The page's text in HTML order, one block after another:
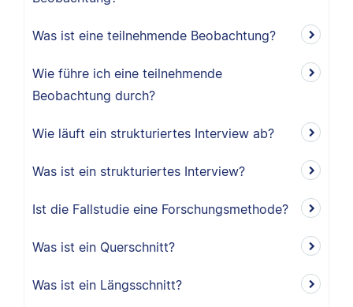
Was ist eine teilnehmende Beobachtung?
Wie führe ich eine teilnehmende
Beobachtung durch?
Wie läuft ein strukturiertes Interview ab?
Was ist ein strukturiertes Interview?
Ist die Fallstudie eine Forschungsmethode?
Was ist ein Querschnitt?
Was ist ein Längsschnitt?